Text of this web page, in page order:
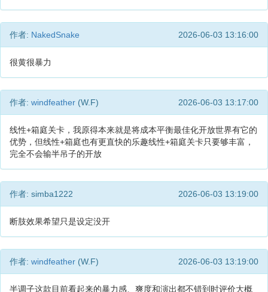
作者: NakedSnake 2026-06-03 13:16:00
很黄很暴力
作者: windfeather (W.F) 2026-06-03 13:17:00
线性+箱庭关卡，我原得本来就是将成本平衡最佳化开放世界有它的
优势，但线性+箱庭也有更直快的乐趣线性+箱庭关卡只要够丰富，
完全不会输半吊子的开放
作者: simba1222 2026-06-03 13:19:00
断肢效果希望只是设定没开
作者: windfeather (W.F) 2026-06-03 13:19:00
半调子这款目前看起来的暴力感、爽度和演出都不错到时评价大概